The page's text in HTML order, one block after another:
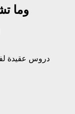
[عقيدة]
دروس عقيدة